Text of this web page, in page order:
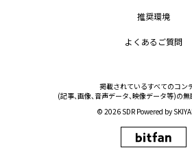
推奨環境
よくあるご質問
掲載されているすべてのコン
(記事、画像、音声データ、映像データ等)の
© 2026 SDR Powered by